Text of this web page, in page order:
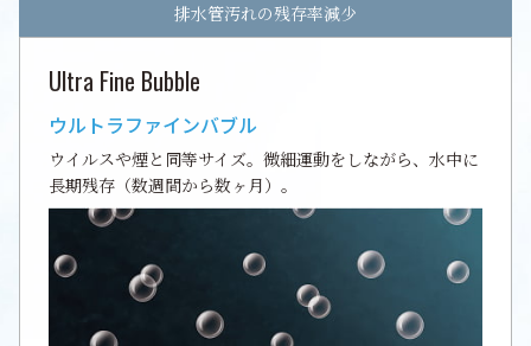
排水管汚れの残存率減少
Ultra Fine Bubble
ウルトラファインバブル
ウイルスや煙と同等サイズ。微細運動をしながら、水中に
長期残存（数週間から数ヶ月）。